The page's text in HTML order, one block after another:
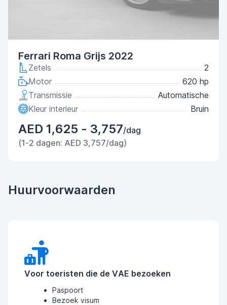
Ferrari Roma Grijs 2022
Zetels
2
Motor
620 hp
Transmissie
Automatische
Kleur interieur
Bruin
AED 1,625 - 3,757/dag
(1-2 dagen: AED 3,757/dag)
Huurvoorwaarden
Voor toeristen die de VAE bezoeken
Paspoort
Bezoek visum